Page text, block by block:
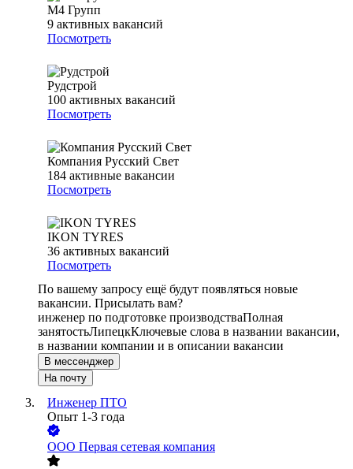
М4 Групп
9 активных вакансий
Посмотреть
Рудстрой
100 активных вакансий
Посмотреть
Компания Русский Свет
184 активные вакансии
Посмотреть
IKON TYRES
36 активных вакансий
Посмотреть
По вашему запросу ещё будут появляться новые
вакансии. Присылать вам?
инженер по подготовке производстваПолная
занятостьЛипецкКлючевые слова в названии вакансии,
в названии компании и в описании вакансии
В мессенджер
На почту
Инженер ПТО
Опыт 1-3 года
ООО Первая сетевая компания